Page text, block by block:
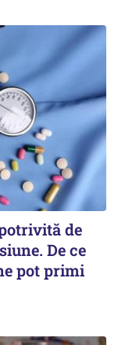
de
De ce
pot primi